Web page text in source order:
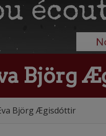
Björg
Björg Ægisdóttir